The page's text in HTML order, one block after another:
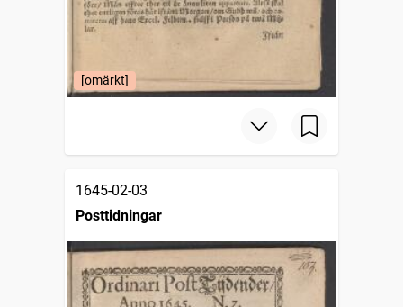
[omärkt]
1645-02-03
Posttidningar